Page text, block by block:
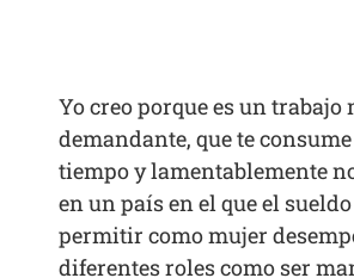
Yo creo porque es un trabajo
demandante, que te
tiempo y lamentablemente
en un país en el que el
permitir como mujer
diferentes roles como ser